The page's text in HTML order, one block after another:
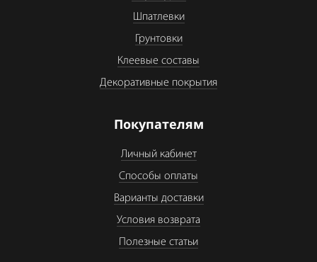
Шпатлевки
Грунтовки
Клеевые составы
Декоративные покрытия
Покупателям
Личный кабинет
Способы оплаты
Варианты доставки
Условия возврата
Полезные статьи